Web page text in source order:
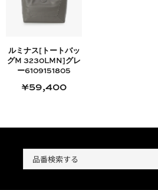
ルミナス[トートバッ
グM 3230LMN]グレ
ー6109151805
¥59,400